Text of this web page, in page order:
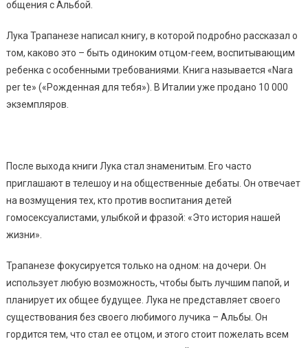
общения с Альбой.
Лука Трапанезе написал книгу, в которой подробно рассказал о
том, каково это – быть одиноким отцом-геем, воспитывающим
ребенка с особенными требованиями. Книга называется «Nara
per te» («Рожденная для тебя»). В Италии уже продано 10 000
экземпляров.
После выхода книги Лука стал знаменитым. Его часто
приглашают в телешоу и на общественные дебаты. Он отвечает
на возмущения тех, кто против воспитания детей
гомосексуалистами, улыбкой и фразой: «Это история нашей
жизни».
Трапанезе фокусируется только на одном: на дочери. Он
использует любую возможность, чтобы быть лучшим папой, и
планирует их общее будущее. Лука не представляет своего
существования без своего любимого лучика – Альбы. Он
гордится тем, что стал ее отцом, и этого стоит пожелать всем